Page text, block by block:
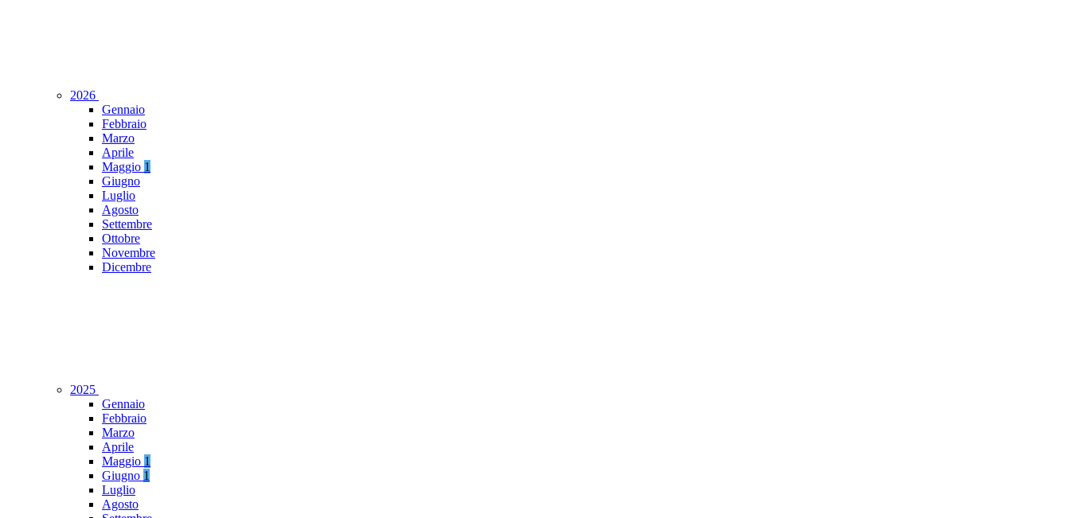
2026
Gennaio
Febbraio
Marzo
Aprile
Maggio 1
Giugno
Luglio
Agosto
Settembre
Ottobre
Novembre
Dicembre
2025
Gennaio
Febbraio
Marzo
Aprile
Maggio 1
Giugno 1
Luglio
Agosto